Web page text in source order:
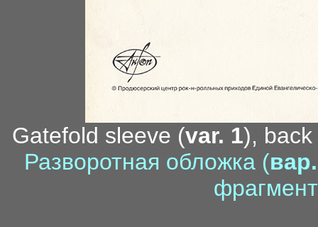
Gatefold sleeve (var. 1),
Разворотная обложка (